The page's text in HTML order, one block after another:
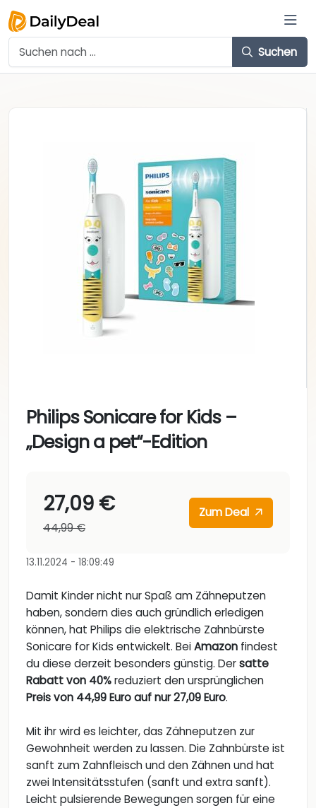
Suchen
Philips Sonicare for Kids –
„Design a pet“-Edition
27,09 €
44,99 €
Zum Deal
13.11.2024 - 18:09:49
Damit Kinder nicht nur Spaß am Zähneputzen
haben, sondern dies auch gründlich erledigen
können, hat Philips die elektrische Zahnbürste
Sonicare for Kids entwickelt. BeiAmazon findest
du diese derzeit besonders günstig. Dersatte
Rabatt von 40%reduziert den ursprünglichen
Preis von 44,99 Euro auf nur 27,09 Euro.
Mit ihr wird es leichter, das Zähneputzen zur
Gewohnheit werden zu lassen. Die Zahnbürste ist
sanft zum Zahnfleisch und den Zähnen und hat
zwei Intensitätsstufen (sanft und extra sanft).
Leicht pulsierende Bewegungen sorgen für eine